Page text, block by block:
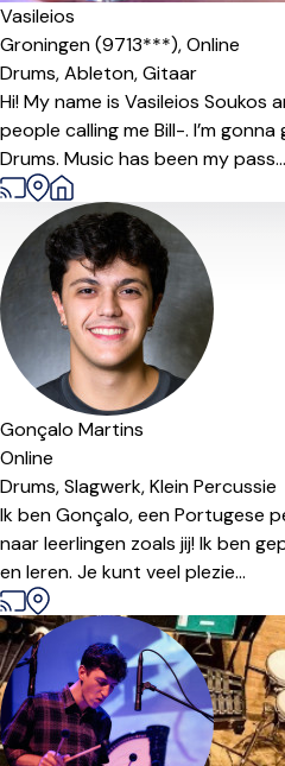
Vasileios
Groningen (9713***),Online
Drums,Ableton,Gitaar
Hi! My name is Vasileios Soukos
people calling me Bill-. I’m
Drums. Music has been my pass...
Gonçalo Martins
Online
Drums,Slagwerk,Klein Percussie
Ik ben Gonçalo, een Portugese
naar leerlingen zoals jij! Ik ben
en leren. Je kunt veel plezie...